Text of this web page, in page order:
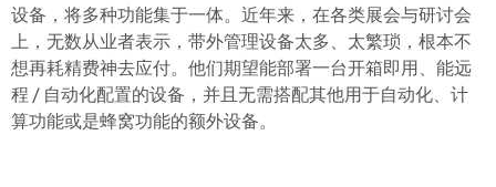
设备，将多种功能集于一体。近年来，在各类展会与研讨会
上，无数从业者表示，带外管理设备太多、太繁琐，根本不
想再耗精费神去应付。他们期望能部署一台开箱即用、能远
程 / 自动化配置的设备，并且无需搭配其他用于自动化、计
算功能或是蜂窝功能的额外设备。